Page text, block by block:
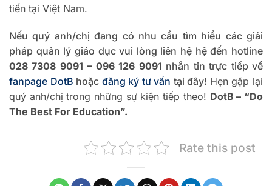
tiến tại Việt Nam.
Nếu quý anh/chị đang có nhu cầu tìm hiểu các giải
pháp quản lý giáo dục vui lòng liên hệ hệ đến hotline
028 7308 9091 – 096 126 9091 nhắn tin trực tiếp về
fanpage DotB hoặc đăng ký tư vấn tại đây! Hẹn gặp lại
quý anh/chị trong những sự kiện tiếp theo! DotB – “Do
The Best For Education”.
Rate this post